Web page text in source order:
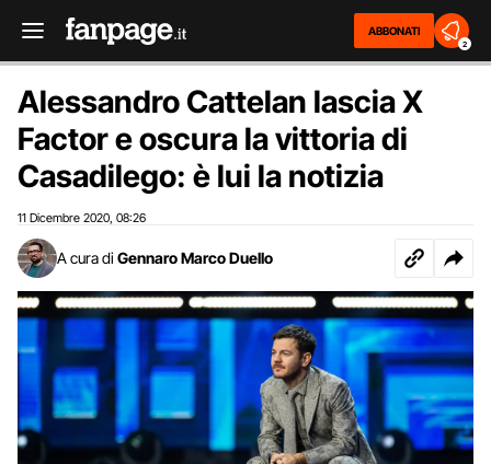
ABBONATI
2
Alessandro Cattelan lascia X
Factor e oscura la vittoria di
Casadilego: è lui la notizia
11 Dicembre 2020 08:26
A cura di Gennaro Marco Duello